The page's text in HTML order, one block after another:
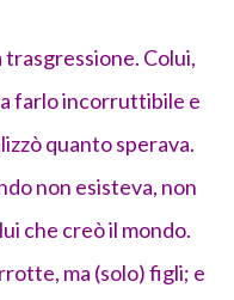
trasgressione. Colui,
farlo incorruttibile e
quanto sperava.
non esisteva, non
che creò il mondo.
ma (solo) figli; e